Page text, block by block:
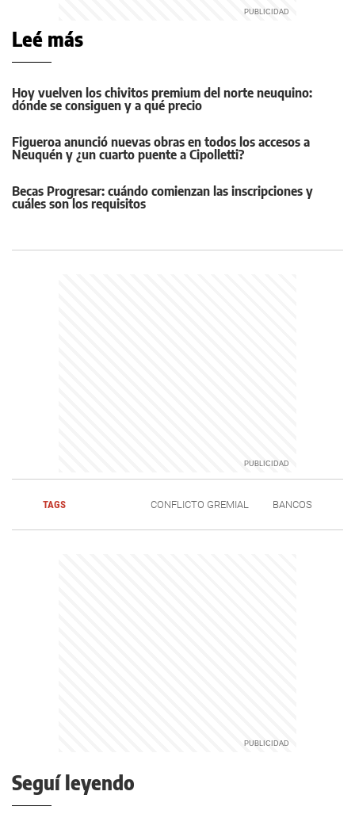
Leé más
Hoy vuelven los chivitos premium del norte neuquino:
dónde se consiguen y a qué precio
Figueroa anunció nuevas obras en todos los accesos a
Neuquén y ¿un cuarto puente a Cipolletti?
Becas Progresar: cuándo comienzan las inscripciones y
cuáles son los requisitos
TAGS CONFLICTO GREMIAL BANCOS
Seguí leyendo